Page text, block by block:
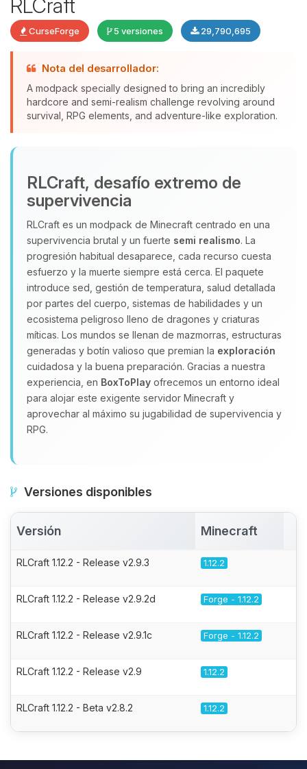
RLCraft
CurseForge 5 versiones 29,790,695
Nota del desarrollador:
A modpack specially designed to bring an incredibly
hardcore and semi-realism challenge revolving around
survival, RPG elements, and adventure-like exploration.
RLCraft, desafío extremo de
supervivencia
RLCraft es un modpack de Minecraft centrado en una
supervivencia brutal y un fuerte semi realismo. La
progresión habitual desaparece, cada recurso cuesta
esfuerzo y la muerte siempre está cerca. El paquete
introduce sed, gestión de temperatura, salud detallada
por partes del cuerpo, sistemas de habilidades y un
ecosistema peligroso lleno de dragones y criaturas
míticas. Los mundos se llenan de mazmorras, estructuras
generadas y botín valioso que premian la exploración
cuidadosa y la buena preparación. Gracias a nuestra
experiencia, en BoxToPlay ofrecemos un entorno ideal
para alojar este exigente servidor Minecraft y
aprovechar al máximo su jugabilidad de supervivencia y
RPG.
Versiones disponibles
Versión Minecraft
RLCraft 1.12.2 - Release v2.9.3 1.12.2
RLCraft 1.12.2 - Release v2.9.2d Forge - 1.12.2
RLCraft 1.12.2 - Release v2.9.1c Forge - 1.12.2
RLCraft 1.12.2 - Release v2.9 1.12.2
RLCraft 1.12.2 - Beta v2.8.2 1.12.2
Yupi, por fin alguien con quien
hablar! Soy Choupy, tu pequeno
10/08/2026 19:25